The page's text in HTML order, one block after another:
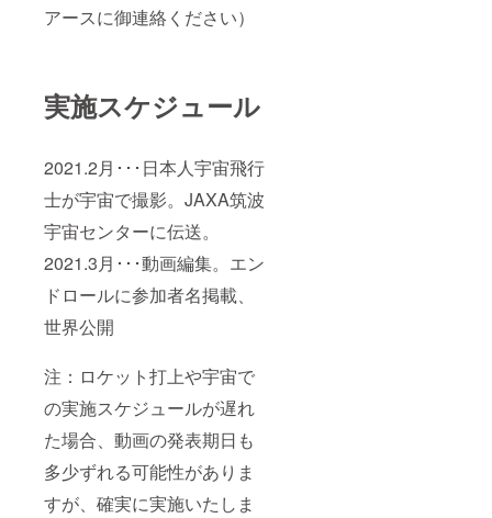
アースに御連絡ください）
実施スケジュール
2021.2月･･･日本人宇宙飛行
士が宇宙で撮影。JAXA筑波
宇宙センターに伝送。
2021.3月･･･動画編集。エン
ドロールに参加者名掲載、
世界公開
注：ロケット打上や宇宙で
の実施スケジュールが遅れ
た場合、動画の発表期日も
多少ずれる可能性がありま
すが、確実に実施いたしま